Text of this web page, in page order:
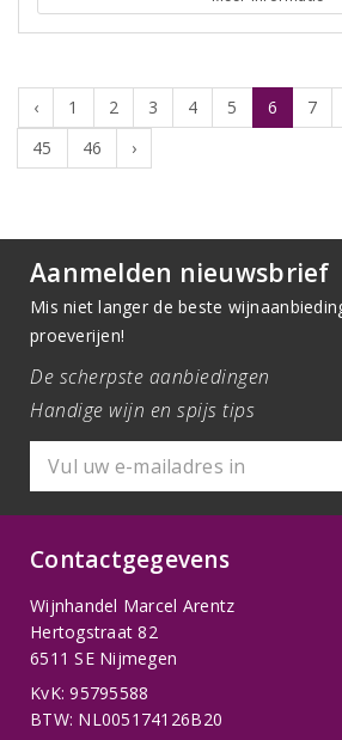
‹ 1 2 3 4 5 6 7
45
46 ›
Aanmelden nieuwsbrief
Mis niet langer de beste
proeverijen!
De scherpste aanbiedingen
Handige wijn en spijs tips
Contactgegevens
Wijnhandel Marcel Arentz
Hertogstraat 82
6511 SE Nijmegen
KvK: 95795588
BTW: NL005174126B20